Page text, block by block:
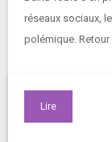
réseaux sociaux,
polémique. Retour
Lire